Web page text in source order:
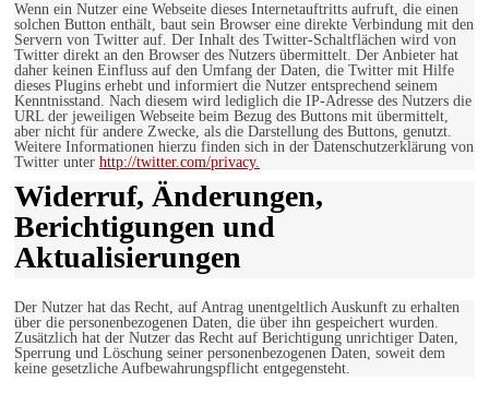
Wenn ein Nutzer eine Webseite dieses Internetauftritts aufruft, die einen
solchen Button enthält, baut sein Browser eine direkte Verbindung mit den
Servern von Twitter auf. Der Inhalt des Twitter-Schaltflächen wird von
Twitter direkt an den Browser des Nutzers übermittelt. Der Anbieter hat
daher keinen Einfluss auf den Umfang der Daten, die Twitter mit Hilfe
dieses Plugins erhebt und informiert die Nutzer entsprechend seinem
Kenntnisstand. Nach diesem wird lediglich die IP-Adresse des Nutzers die
URL der jeweiligen Webseite beim Bezug des Buttons mit übermittelt,
aber nicht für andere Zwecke, als die Darstellung des Buttons, genutzt.
Weitere Informationen hierzu finden sich in der Datenschutzerklärung von
Twitter unter http://twitter.com/privacy.
Widerruf, Änderungen,
Berichtigungen und
Aktualisierungen
Der Nutzer hat das Recht, auf Antrag unentgeltlich Auskunft zu erhalten
über die personenbezogenen Daten, die über ihn gespeichert wurden.
Zusätzlich hat der Nutzer das Recht auf Berichtigung unrichtiger Daten,
Sperrung und Löschung seiner personenbezogenen Daten, soweit dem
keine gesetzliche Aufbewahrungspflicht entgegensteht.